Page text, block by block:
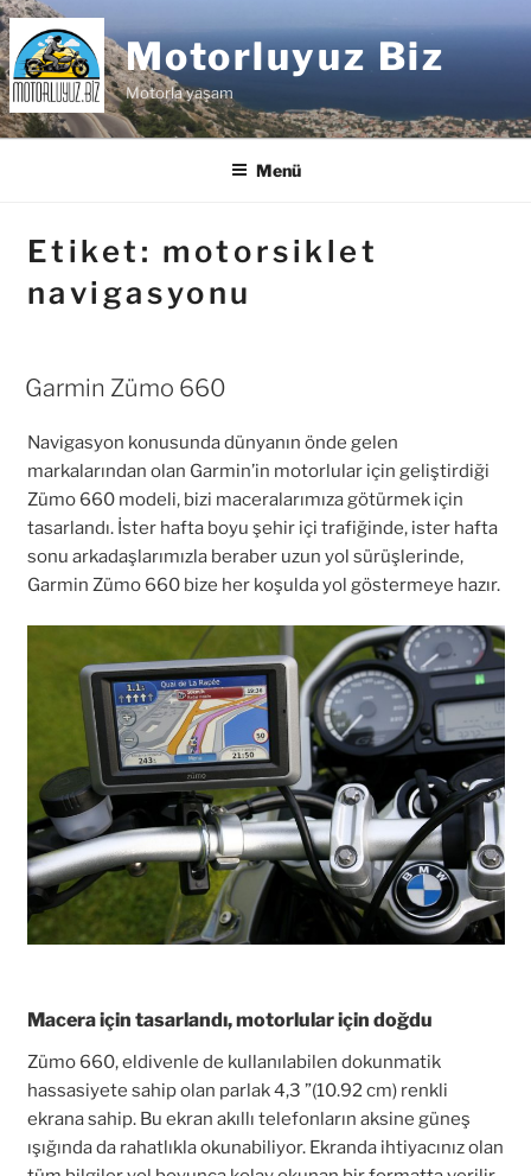
İçeriğe
geç
Motorluyuz Biz
Motorla yaşam
Menü
Etiket: motorsiklet
navigasyonu
Garmin Zümo 660
Navigasyon konusunda dünyanın önde gelen
markalarından olan Garmin’in motorlular için geliştirdiği
Zümo 660 modeli, bizi maceralarımıza götürmek için
tasarlandı. İster hafta boyu şehir içi trafiğinde, ister hafta
sonu arkadaşlarımızla beraber uzun yol sürüşlerinde,
Garmin Zümo 660 bize her koşulda yol göstermeye hazır.
Macera için tasarlandı, motorlular için doğdu
Zümo 660, eldivenle de kullanılabilen dokunmatik
hassasiyete sahip olan parlak 4,3 ”(10.92 cm) renkli
ekrana sahip. Bu ekran akıllı telefonların aksine güneş
ışığında da rahatlıkla okunabiliyor. Ekranda ihtiyacınız olan